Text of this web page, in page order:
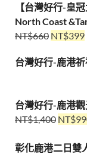
【台灣好行-皇
North Coast
NT$660 NT$399
台灣好行-鹿港
台灣好行-鹿港
NT$1,400 NT$
彰化鹿港二日雙